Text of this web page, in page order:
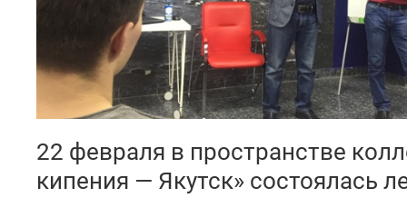
22 февраля в пространстве
кипения — Якутск» состоялась